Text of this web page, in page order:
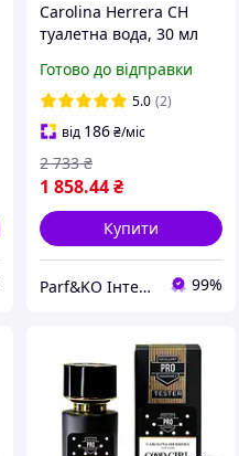
Carolina Herrera CH
туалетна вода, 30 мл
Готово до відправки
5.0 (2)
від 186₴/міс
1 858.44₴
2 733 ₴
Купити
Parf&KO Інтернет-магазин оригінальної парфумерії та косметики 99%